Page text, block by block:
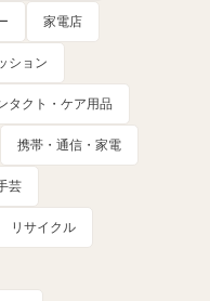
家電店
ション
タクト・ケア用品
携帯・通信・家電
芸
リサイクル